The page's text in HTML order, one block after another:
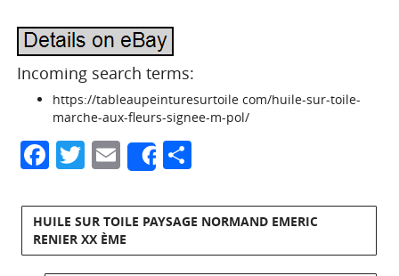
Incoming search terms:
https://tableaupeinturesurtoile com/huile-sur-toile-
marche-aux-fleurs-signee-m-pol/
Facebook
Twitter
Email
Share
HUILE SUR TOILE PAYSAGE NORMAND EMERIC
RENIER XX ÈME